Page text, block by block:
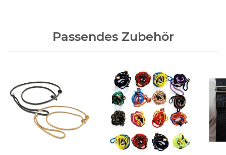
Passendes Zubehör